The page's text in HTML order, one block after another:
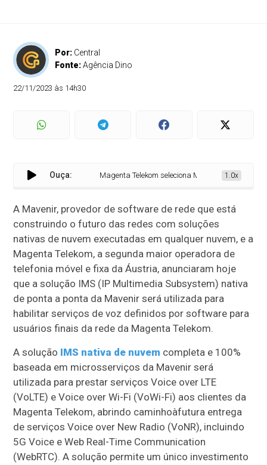
Por: Central
Fonte:Agência Dino
22/11/2023 às 14h30
Ouça: Magenta Telekom seleciona Mavenir para prestar
1.0x
A Mavenir, provedor de software de rede que está
construindo o futuro das redes com soluções
nativas de nuvem executadas em qualquer nuvem, e a
Magenta Telekom, a segunda maior operadora de
telefonia móvel e fixa da Áustria, anunciaram hoje
que a solução IMS (IP Multimedia Subsystem) nativa
de ponta a ponta da Mavenir será utilizada para
habilitar serviços de voz definidos por software para
usuários finais da rede da Magenta Telekom.
A solução IMS nativa de nuvem completa e 100%
baseada em microsserviços da Mavenir será
utilizada para prestar serviços Voice over LTE
(VoLTE) e Voice over Wi-Fi (VoWi-Fi) aos clientes da
Magenta Telekom, abrindo caminhoàfutura entrega
de serviços Voice over New Radio (VoNR), incluindo
5G Voice e Web Real-Time Communication
(WebRTC). A solução permite um único investimento